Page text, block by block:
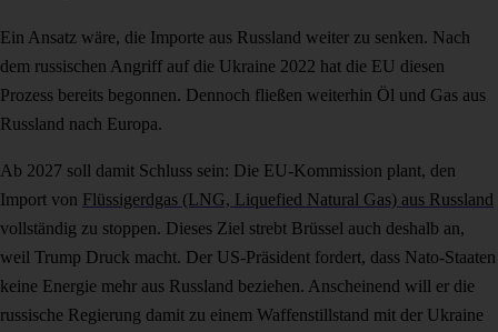
Ein Ansatz wäre, die Importe aus Russland weiter zu senken. Nach
dem russischen Angriff auf die Ukraine 2022 hat die EU diesen
Prozess bereits begonnen. Dennoch fließen weiterhin Öl und Gas aus
Russland nach Europa.
Ab 2027 soll damit Schluss sein: Die EU-Kommission plant, den
Import von Flüssigerdgas (LNG, Liquefied Natural Gas) aus Russland
vollständig zu stoppen. Dieses Ziel strebt Brüssel auch deshalb an,
weil Trump Druck macht. Der US-Präsident fordert, dass Nato-Staaten
keine Energie mehr aus Russland beziehen. Anscheinend will er die
russische Regierung damit zu einem Waffenstillstand mit der Ukraine